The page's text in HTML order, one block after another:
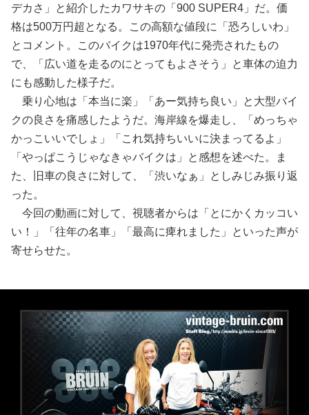
デカさ」と紹介したカワサキの「900 SUPER4」だ。価
格は500万円超となる。この高額な値段に「恐ろしいわ」
とコメント。このバイクは1970年代に発売されたもの
で、「広い道を走るのにとってもよさそう」と車体の迫力
にも感動した様子だ。
乗り心地は「本当に楽」「あー気持ち良い」と大型バイ
クの良さを痛感したようだ。海岸線を爆走し、「めっちゃ
かっこいいでしょ」「これ気持ちいいに決まってるよ」
「やっぱこうじゃなきゃバイクは」と感想を述べた。ま
た、旧車の良さに対して、「渋いなぁ」としみじみ振り返
った。
今回の動画に対して、視聴者からは「とにかくカッコい
い！」「往年の名車」「最高に痺れました」といった声が
寄せらせた。